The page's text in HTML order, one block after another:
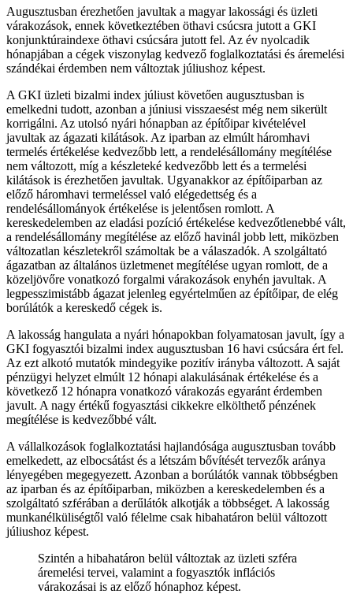
Augusztusban érezhetően javultak a magyar lakossági és üzleti
várakozások, ennek következtében öthavi csúcsra jutott a GKI
konjunktúraindexe öthavi csúcsára jutott fel. Az év nyolcadik
hónapjában a cégek viszonylag kedvező foglalkoztatási és áremelési
szándékai érdemben nem változtak júliushoz képest.
A GKI üzleti bizalmi index júliust követően augusztusban is
emelkedni tudott, azonban a júniusi visszaesést még nem sikerült
korrigálni. Az utolsó nyári hónapban az építőipar kivételével
javultak az ágazati kilátások. Az iparban az elmúlt háromhavi
termelés értékelése kedvezőbb lett, a rendelésállomány megítélése
nem változott, míg a készleteké kedvezőbb lett és a termelési
kilátások is érezhetően javultak. Ugyanakkor az építőiparban az
előző háromhavi termeléssel való elégedettség és a
rendelésállományok értékelése is jelentősen romlott. A
kereskedelemben az eladási pozíció értékelése kedvezőtlenebbé vált,
a rendelésállomány megítélése az előző havinál jobb lett, miközben
változatlan készletekről számoltak be a válaszadók. A szolgáltató
ágazatban az általános üzletmenet megítélése ugyan romlott, de a
közeljövőre vonatkozó forgalmi várakozások enyhén javultak. A
legpesszimistább ágazat jelenleg egyértelműen az építőipar, de elég
borúlátók a kereskedő cégek is.
A lakosság hangulata a nyári hónapokban folyamatosan javult, így a
GKI fogyasztói bizalmi index augusztusban 16 havi csúcsára ért fel.
Az ezt alkotó mutatók mindegyike pozitív irányba változott. A saját
pénzügyi helyzet elmúlt 12 hónapi alakulásának értékelése és a
következő 12 hónapra vonatkozó várakozás egyaránt érdemben
javult. A nagy értékű fogyasztási cikkekre elkölthető pénzének
megítélése is kedvezőbbé vált.
A vállalkozások foglalkoztatási hajlandósága augusztusban tovább
emelkedett, az elbocsátást és a létszám bővítését tervezők aránya
lényegében megegyezett. Azonban a borúlátók vannak többségben
az iparban és az építőiparban, miközben a kereskedelemben és a
szolgáltató szférában a derűlátók alkotják a többséget. A lakosság
munkanélküliségtől való félelme csak hibahatáron belül változott
júliushoz képest.
Szintén a hibahatáron belül változtak az üzleti szféra
áremelési tervei, valamint a fogyasztók inflációs
várakozásai is az előző hónaphoz képest.